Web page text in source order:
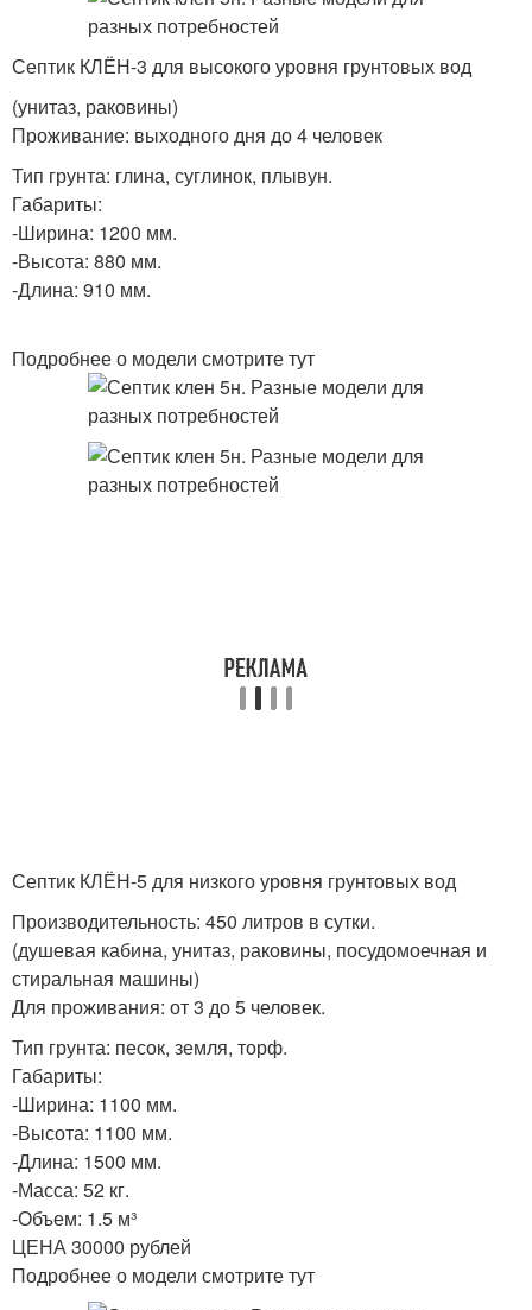
Септик КЛЁН-3 для высокого уровня грунтовых вод
(унитаз, раковины)
Проживание: выходного дня до 4 человек
Тип грунта: глина, суглинок, плывун.
Габариты:
-Ширина: 1200 мм.
-Высота: 880 мм.
-Длина: 910 мм.
Подробнее о модели смотрите тут
Септик КЛЁН-5 для низкого уровня грунтовых вод
Производительность: 450 литров в сутки.
(душевая кабина, унитаз, раковины, посудомоечная и
стиральная машины)
Для проживания: от 3 до 5 человек.
Тип грунта: песок, земля, торф.
Габариты:
-Ширина: 1100 мм.
-Высота: 1100 мм.
-Длина: 1500 мм.
-Масса: 52 кг.
-Объем: 1.5 м³
ЦЕНА 30000 рублей
Подробнее о модели смотрите тут